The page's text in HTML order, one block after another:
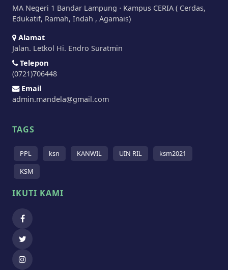
MA Negeri 1 Bandar Lampung ⋅ Kampus CERIA ( Cerdas,
Edukatif, Ramah, Indah , Agamais)
Alamat
Jalan. Letkol Hi. Endro Suratmin
Telepon
(0721)706448
Email
admin.mandela@gmail.com
TAGS
PPL ksn KANWIL UIN RIL
ksm2021
KSM
IKUTI KAMI